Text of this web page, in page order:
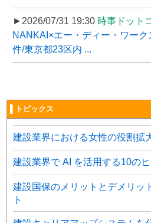
►2026/07/31 19:30 時事ドット
NANKAI×エー・ディー・ワー
件/東京都23区内 ...
▌トピックス
建設業界における女性の役割拡
建設業界で AI を活用する10のヒ
建設国保のメリットとデメリッ
ト